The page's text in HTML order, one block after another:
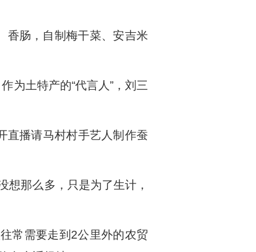
香肠，自制梅干菜、安吉米
为土特产的“代言人”，刘三
直播请马村村手艺人制作蚕
想那么多，只是为了生计，
常需要走到2公里外的农贸